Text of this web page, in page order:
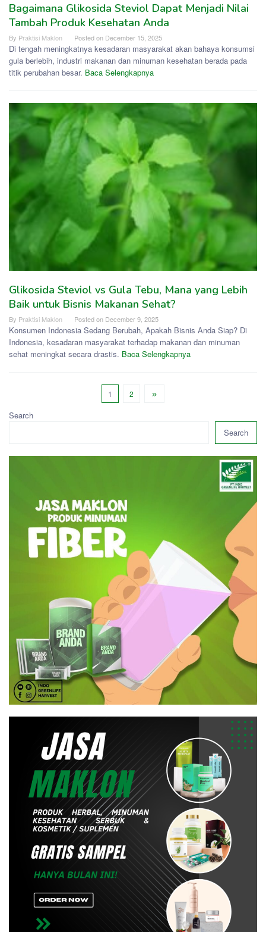
Bagaimana Glikosida Steviol Dapat Menjadi Nilai
Tambah Produk Kesehatan Anda
By Praktisi Maklon Posted on December 15, 2025
Di tengah meningkatnya kesadaran masyarakat akan bahaya konsumsi
gula berlebih, industri makanan dan minuman kesehatan berada pada
titik perubahan besar. Baca Selengkapnya
Glikosida Steviol vs Gula Tebu, Mana yang Lebih
Baik untuk Bisnis Makanan Sehat?
By Praktisi Maklon Posted on December 9, 2025
Konsumen Indonesia Sedang Berubah, Apakah Bisnis Anda Siap? Di
Indonesia, kesadaran masyarakat terhadap makanan dan minuman
sehat meningkat secara drastis. Baca Selengkapnya
1 2
Search
Search